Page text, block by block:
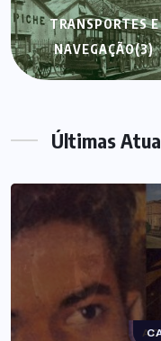
TRANSPORTES E
NAVEGAÇÃO(3)
Últimas